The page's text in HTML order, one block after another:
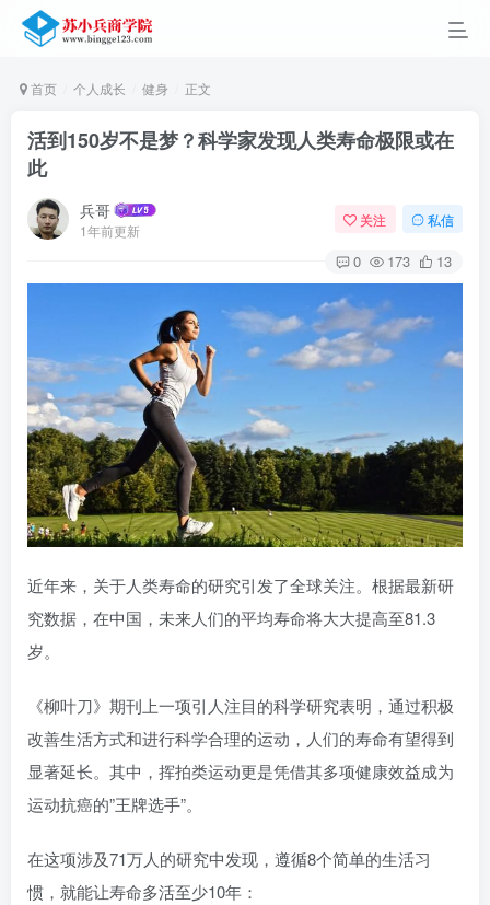
首页 个人成长 健身 正文
活到150岁不是梦？科学家发现人类寿命极限或在
此
兵哥
1年前更新
关注 私信
0 173 13
近年来，关于人类寿命的研究引发了全球关注。根据最新研
究数据，在中国，未来人们的平均寿命将大大提高至81.3
岁。
《柳叶刀》期刊上一项引人注目的科学研究表明，通过积极
改善生活方式和进行科学合理的运动，人们的寿命有望得到
显著延长。其中，挥拍类运动更是凭借其多项健康效益成为
运动抗癌的”王牌选手”。
在这项涉及71万人的研究中发现，遵循8个简单的生活习
惯，就能让寿命多活至少10年：